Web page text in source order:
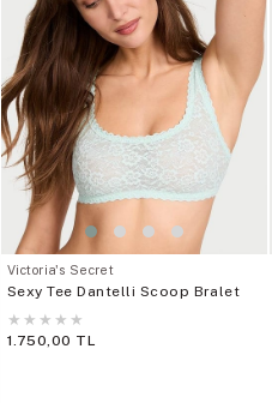
Victoria's Secret
Sexy Tee Dantelli Scoop Bralet
★ ★ ★ ★ ★
1.750,00 TL